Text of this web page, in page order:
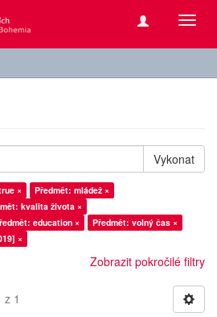
Vykonat
×
Předmět: mládež ×
kvalita života ×
education ×
Předmět: volný čas ×
×
Zobrazit pokročilé filtry
1